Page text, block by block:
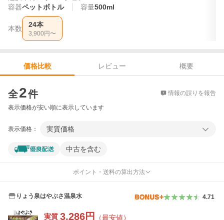
容器ペットボトル 容量500ml
本数 24本
3,900 円〜
価格比較 レビュー
概要
全2件 情報の誤りを報告
表示価格が安い順に表示しています
表示価格： 実質価格
中古を含む
ポイント・送料の算出方法
りょう泉はやぶさ温泉水 4.71
実質 3,286円 （最安値）